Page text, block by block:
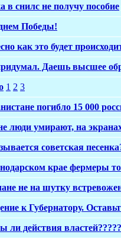
в снилс не получу пособие
Победы!
как это будет
Даешь высшее
1 2 3
погибло 15 000
люди умирают, на
советская
крае фермеры
не на шутку
к Губернатору.
ли действия